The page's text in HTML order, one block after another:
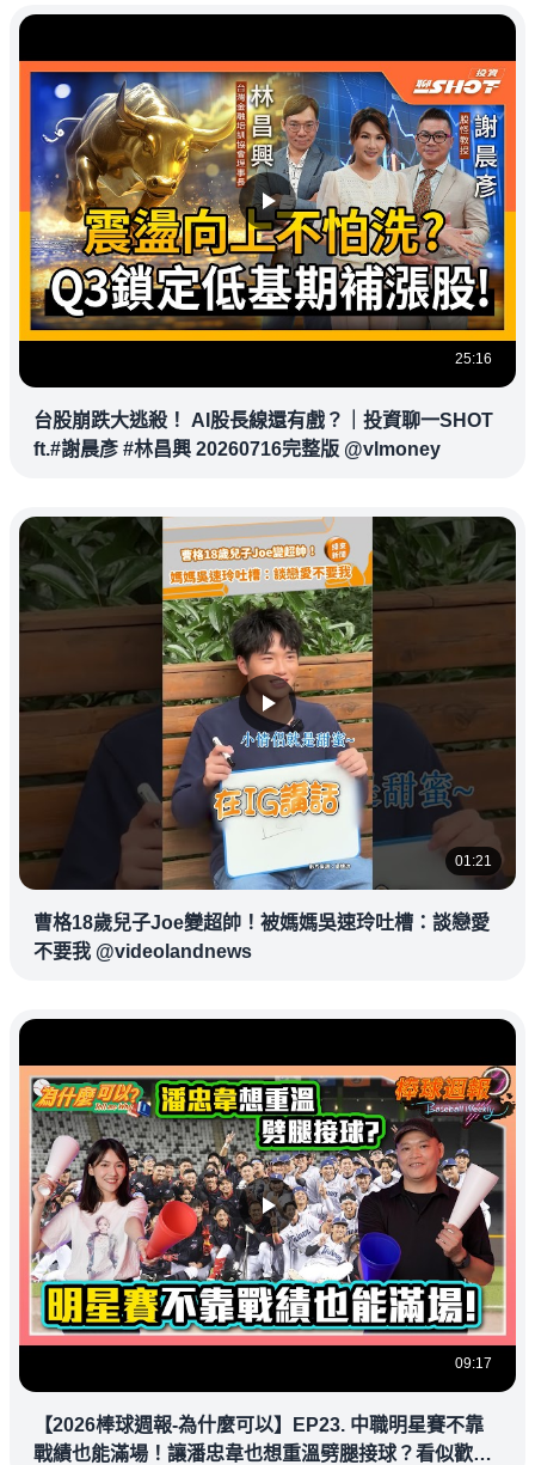
25:16
台股崩跌大逃殺！ AI股長線還有戲？｜投資聊一SHOT
ft.#謝晨彥 #林昌興 20260716完整版 @vlmoney
01:21
曹格18歲兒子Joe變超帥！被媽媽吳速玲吐槽：談戀愛
不要我 @videolandnews
09:17
【2026棒球週報-為什麼可以】EP23. 中職明星賽不靠
戰績也能滿場！讓潘忠韋也想重溫劈腿接球？看似歡樂